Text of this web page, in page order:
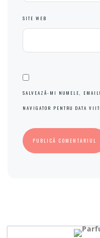
SITE WEB
SALVEAZĂ-MI NUMELE,
NAVIGATOR PENTRU DATA